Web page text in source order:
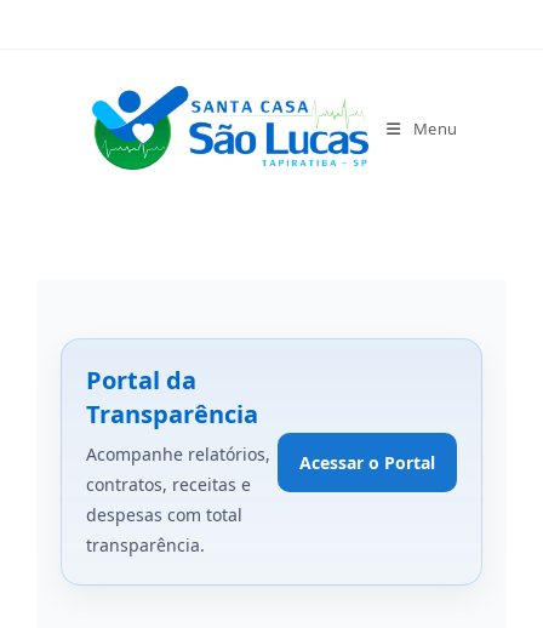
Menu
Portal da
Transparência
Acompanhe relatórios,
contratos, receitas e
despesas com total
transparência.
Acessar o Portal